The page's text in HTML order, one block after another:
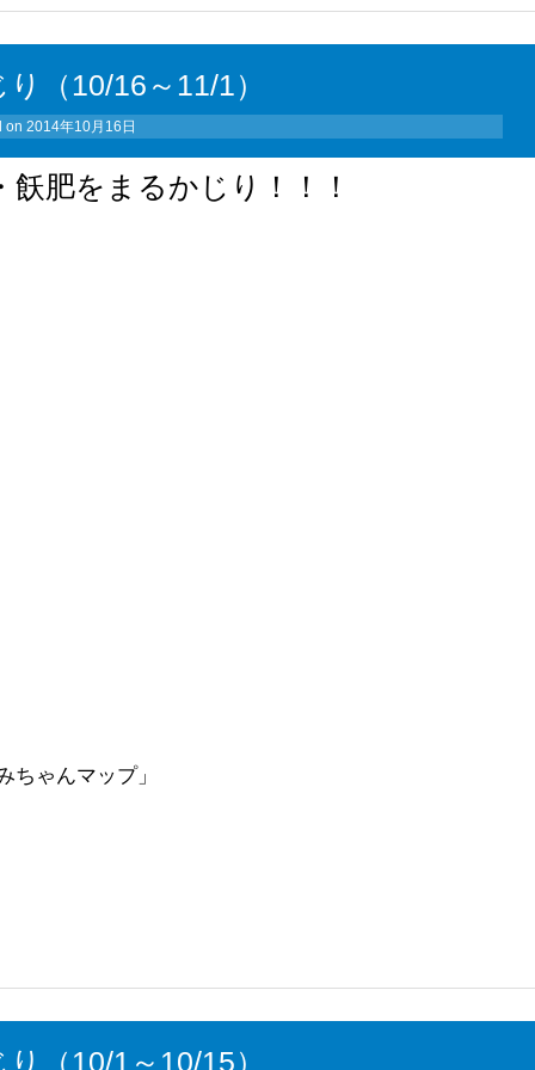
（10/16～11/1）
on 2014年10月16日
肥をまるかじり！！！
ちゃんマップ」
（10/1～10/15）